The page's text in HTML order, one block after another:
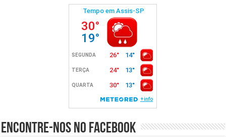
Encontre-nos no Facebook